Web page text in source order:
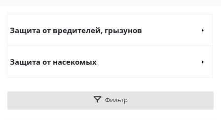
Защита от вредителей, грызунов
Защита от насекомых
Фильтр